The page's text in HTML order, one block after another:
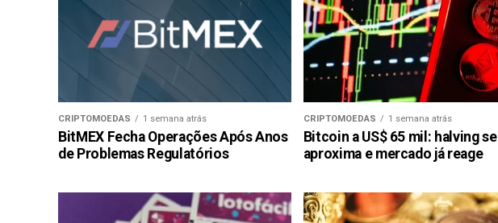
CRIPTOMOEDAS 1 semana atrás
BitMEX Fecha Operações Após Anos
de Problemas Regulatórios
CRIPTOMOEDAS 1 semana atrás
Bitcoin a US$ 65 mil: halving se
aproxima e mercado já reage